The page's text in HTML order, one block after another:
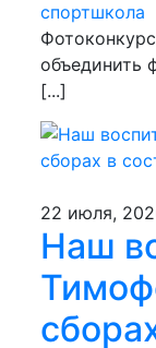
спортшкола
объединить
[...]
22 июля,
Наш